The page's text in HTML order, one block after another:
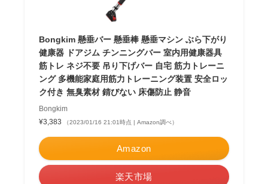
Bongkim 懸垂バー 懸垂棒 懸垂マシン ぶら下がり
健康器 ドアジム チンニングバー 室内用健康器具
筋トレ ネジ不要 吊り下げバー 自宅 筋力トレーニ
ング 多機能家庭用筋力トレーニング装置 安全ロッ
ク付き 無臭素材 錆びない 床傷防止 静音
Bongkim
¥3,383
（2023/01/16 21:01時点 | Amazon調べ）
Amazon
楽天市場